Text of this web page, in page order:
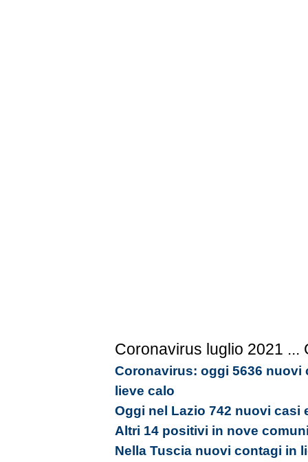
Coronavirus luglio 2021 ...
Coronavirus: oggi 5636 nuovi
lieve calo
Oggi nel Lazio 742 nuovi casi
Altri 14 positivi in nove
Nella Tuscia nuovi contagi in